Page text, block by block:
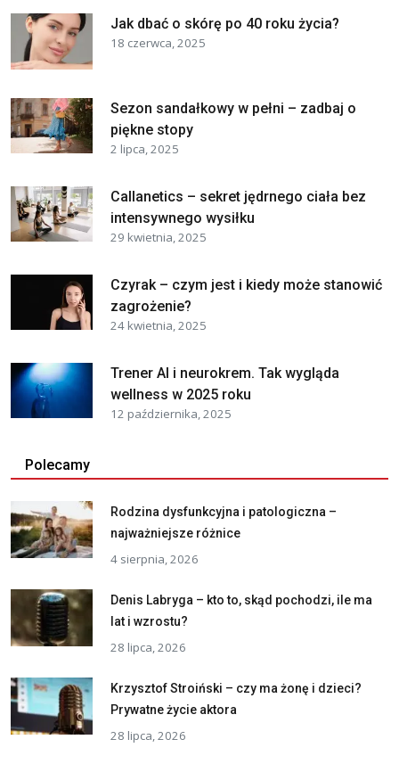
Jak dbać o skórę po 40 roku życia?
18 czerwca, 2025
Sezon sandałkowy w pełni – zadbaj o
piękne stopy
2 lipca, 2025
Callanetics – sekret jędrnego ciała bez
intensywnego wysiłku
29 kwietnia, 2025
Czyrak – czym jest i kiedy może stanowić
zagrożenie?
24 kwietnia, 2025
Trener AI i neurokrem. Tak wygląda
wellness w 2025 roku
12 października, 2025
Polecamy
Rodzina dysfunkcyjna i patologiczna –
najważniejsze różnice
4 sierpnia, 2026
Denis Labryga – kto to, skąd pochodzi, ile ma
lat i wzrostu?
28 lipca, 2026
Krzysztof Stroiński – czy ma żonę i dzieci?
Prywatne życie aktora
28 lipca, 2026